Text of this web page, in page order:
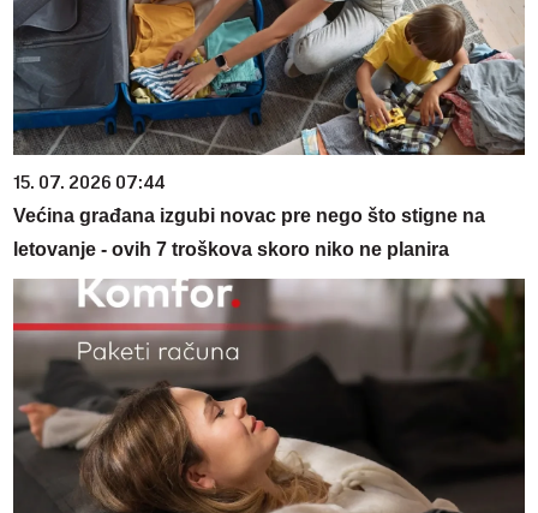
15. 07. 2026 07:44
Većina građana izgubi novac pre nego što stigne na
letovanje - ovih 7 troškova skoro niko ne planira